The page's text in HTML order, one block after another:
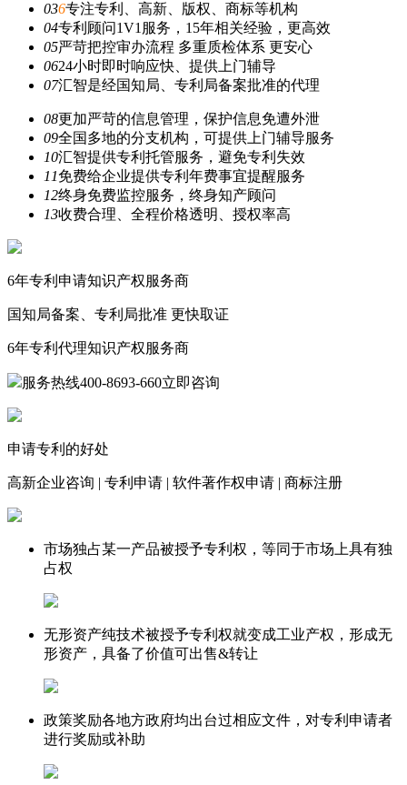
036专注专利、高新、版权、商标等机构
04专利顾问1V1服务，15年相关经验，更高效
05严苛把控审办流程 多重质检体系 更安心
0624小时即时响应快、提供上门辅导
07汇智是经国知局、专利局备案批准的代理
08更加严苛的信息管理，保护信息免遭外泄
09全国多地的分支机构，可提供上门辅导服务
10汇智提供专利托管服务，避免专利失效
11免费给企业提供专利年费事宜提醒服务
12终身免费监控服务，终身知产顾问
13收费合理、全程价格透明、授权率高
6年专利申请知识产权服务商
国知局备案、专利局批准 更快取证
6年专利代理知识产权服务商
服务热线400-8693-660立即咨询
申请专利的好处
高新企业咨询 | 专利申请 | 软件著作权申请 | 商标注册
市场独占某一产品被授予专利权，等同于市场上具有独
占权
无形资产纯技术被授予专利权就变成工业产权，形成无
形资产，具备了价值可出售&转让
政策奖励各地方政府均出台过相应文件，对专利申请者
进行奖励或补助